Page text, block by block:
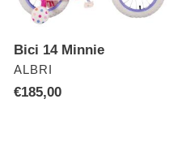
Bici 14 Minnie
VENDITORE
ALBRI
Prezzo
€185,00